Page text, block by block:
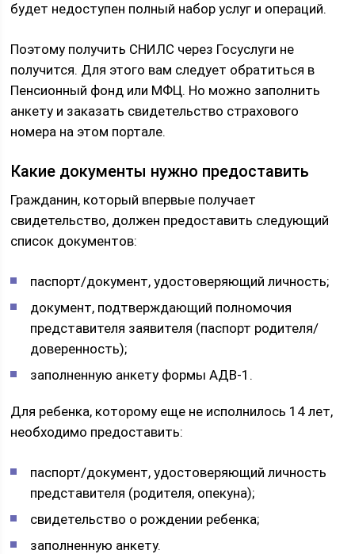
будет недоступен полный набор услуг и операций.
Поэтому получить СНИЛС через Госуслуги не
получится. Для этого вам следует обратиться в
Пенсионный фонд или МФЦ. Но можно заполнить
анкету и заказать свидетельство страхового
номера на этом портале.
Какие документы нужно предоставить
Гражданин, который впервые получает
свидетельство, должен предоставить следующий
список документов:
паспорт/документ, удостоверяющий личность;
документ, подтверждающий полномочия
представителя заявителя (паспорт родителя/
доверенность);
заполненную анкету формы АДВ-1.
Для ребенка, которому еще не исполнилось 14 лет,
необходимо предоставить:
паспорт/документ, удостоверяющий личность
представителя (родителя, опекуна);
свидетельство о рождении ребенка;
заполненную анкету.